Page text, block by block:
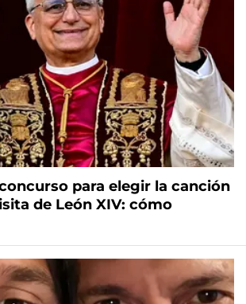
para elegir la canción
de León XIV: cómo